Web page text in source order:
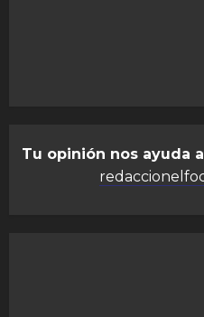
Tu opinión nos ayuda